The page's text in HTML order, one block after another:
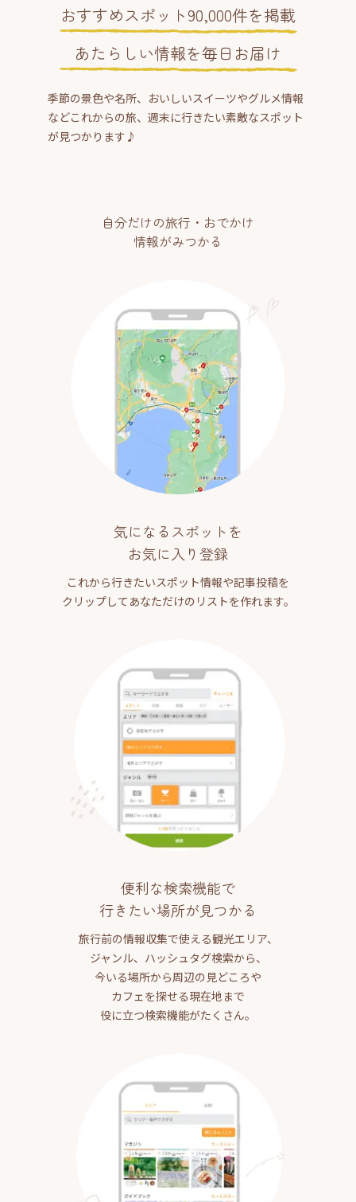
おすすめスポット90,000件を掲載
あたらしい情報を毎日お届け
季節の景色や名所、おいしいスイーツやグルメ情報
などこれからの旅、週末に行きたい素敵なスポット
が見つかります♪
自分だけの旅行・おでかけ
情報がみつかる
気になるスポットを
お気に入り登録
これから行きたいスポット情報や記事投稿を
クリップしてあなただけのリストを作れます。
便利な検索機能で
行きたい場所が見つかる
旅行前の情報収集で使える観光エリア、
ジャンル、ハッシュタグ検索から、
今いる場所から周辺の見どころや
カフェを探せる現在地まで
役に立つ検索機能がたくさん。